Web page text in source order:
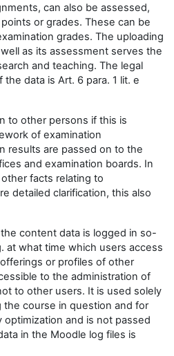
can also be assessed,
or grades. These can be
grades. The uploading
as its assessment serves the
and teaching. The legal
data is Art. 6 para. 1 lit. e
to other persons if this is
of examination
results are passed on to the
and examination boards. In
facts relating to
detailed clarification, this also
content data is logged in so-
at what time which users access
or profiles of other
to the administration of
to other users. It is used solely
course in question and for
and is not passed
in the Moodle log files is